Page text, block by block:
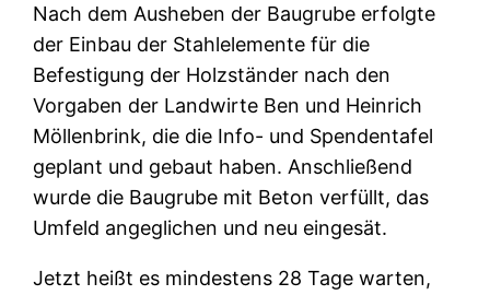
Nach dem Ausheben der Baugrube erfolgte
der Einbau der Stahlelemente für die
Befestigung der Holzständer nach den
Vorgaben der Landwirte Ben und Heinrich
Möllenbrink, die die Info- und Spendentafel
geplant und gebaut haben. Anschließend
wurde die Baugrube mit Beton verfüllt, das
Umfeld angeglichen und neu eingesät.
Jetzt heißt es mindestens 28 Tage warten,